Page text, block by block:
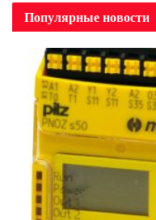
Популярные новости